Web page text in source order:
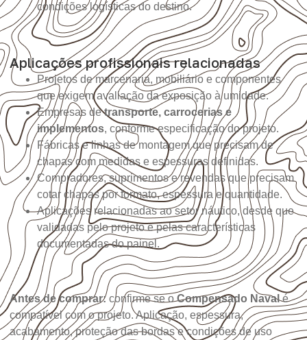
condições logísticas do destino.
Aplicações profissionais relacionadas
Projetos de marcenaria, mobiliário e componentes
que exigem avaliação da exposição à umidade.
Empresas detransporte, carrocerias e
implementos, conforme especificação do projeto.
Fábricas e linhas de montagem que precisam de
chapas com medidas e espessuras definidas.
Compradores, suprimentos e revendas que precisam
cotar chapas por formato, espessura e quantidade.
Aplicações relacionadas ao setor náutico, desde que
validadas pelo projeto e pelas características
documentadas do painel.
Antes de comprar:confirme se oCompensado Navalé
compatível com o projeto. Aplicação, espessura,
acabamento, proteção das bordas e condições de uso